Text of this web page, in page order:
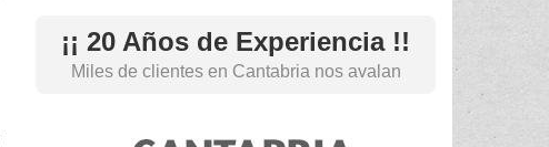
¡¡ 20 Años de Experiencia !!
Miles de clientes en Cantabria nos avalan